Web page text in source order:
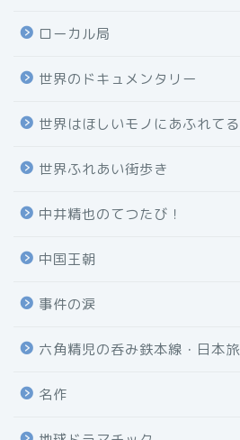
ローカル局
世界のドキュメンタリー
世界はほしいモノにあふれてる
世界ふれあい街歩き
中井精也のてつたび！
中国王朝
事件の涙
六角精児の呑み鉄本線・日本旅
名作